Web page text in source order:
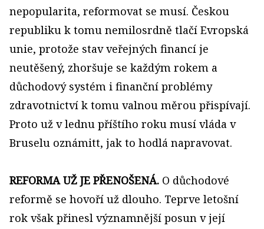
nepopularita, reformovat se musí. Českou
republiku k tomu nemilosrdně tlačí Evropská
unie, protože stav veřejných financí je
neutěšený, zhoršuje se každým rokem a
důchodový systém i finanční problémy
zdravotnictví k tomu valnou měrou přispívají.
Proto už v lednu příštího roku musí vláda v
Bruselu oznámitt, jak to hodlá napravovat.
REFORMA UŽ JE PŘENOŠENÁ. O důchodové
reformě se hovoří už dlouho. Teprve letošní
rok však přinesl významnější posun v její